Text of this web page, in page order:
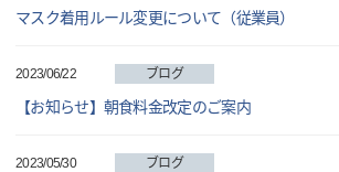
マスク着用ルール変更について（従業員）
2023/06/22 ブログ
【お知らせ】朝食料金改定のご案内
2023/05/30 ブログ